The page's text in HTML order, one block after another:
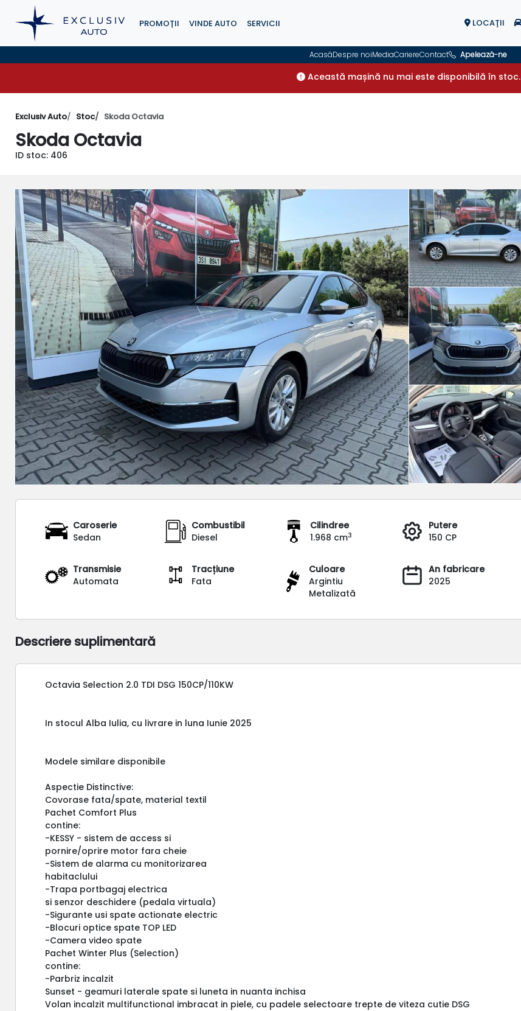
PROMOȚII VINDE AUTO SERVICII LOCAŢII
AcasăDespre noiMediaCariereContact Apelează-ne
Această mașină nu mai este disponibilă în stoc.
Exclusiv Auto Stoc Skoda Octavia
Skoda Octavia
ID stoc: 406
Caroserie
Sedan
Combustibil
Diesel
Cilindree
1.968 cm3
Putere
150 CP
Transmisie
Automata
Tracțiune
Fata
Culoare
Argintiu
Metalizată
An fabricare
2025
Descriere suplimentară
Octavia Selection 2.0 TDI DSG 150CP/110KW
In stocul Alba Iulia, cu livrare in luna Iunie 2025
Modele similare disponibile
Aspectie Distinctive:
Covorase fata/spate, material textil
Pachet Comfort Plus
contine:
-KESSY - sistem de access si
pornire/oprire motor fara cheie
-Sistem de alarma cu monitorizarea
habitaclului
-Trapa portbagaj electrica
si senzor deschidere (pedala virtuala)
-Sigurante usi spate actionate electric
-Blocuri optice spate TOP LED
-Camera video spate
Pachet Winter Plus (Selection)
contine:
-Parbriz incalzit
Sunset - geamuri laterale spate si luneta in nuanta inchisa
Volan incalzit multifunctional imbracat in piele, cu padele selectoare trepte de viteza cutie DSG